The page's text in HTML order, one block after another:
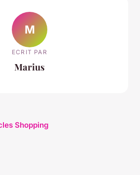
M
ECRIT PAR
Marius
Shopping